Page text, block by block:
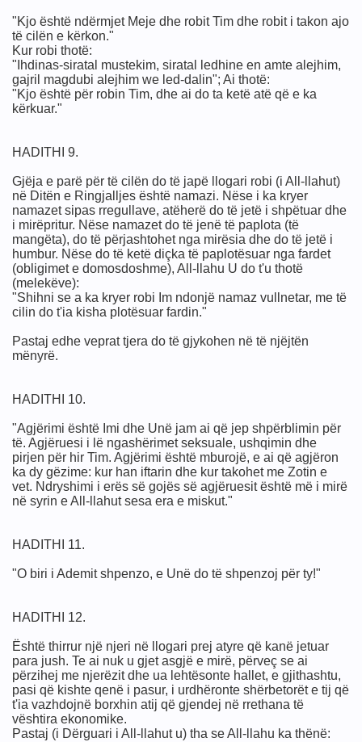
"Kjo është ndërmjet Meje dhe robit Tim dhe robit i takon ajo
të cilën e kërkon."
Kur robi thotë:
"Ihdinas-siratal mustekim, siratal ledhine en amte alejhim,
gajril magdubi alejhim we led-dalin"; Ai thotë:
"Kjo është për robin Tim, dhe ai do ta ketë atë që e ka
kërkuar."
HADITHI 9.
Gjëja e parë për të cilën do të japë llogari robi (i All-llahut)
në Ditën e Ringjalljes është namazi. Nëse i ka kryer
namazet sipas rregullave, atëherë do të jetë i shpëtuar dhe
i mirëpritur. Nëse namazet do të jenë të paplota (të
mangëta), do të përjashtohet nga mirësia dhe do të jetë i
humbur. Nëse do të ketë diçka të paplotësuar nga fardet
(obligimet e domosdoshme), All-llahu U do t'u thotë
(melekëve):
"Shihni se a ka kryer robi Im ndonjë namaz vullnetar, me të
cilin do t'ia kisha plotësuar fardin."
Pastaj edhe veprat tjera do të gjykohen në të njëjtën
mënyrë.
HADITHI 10.
"Agjërimi është Imi dhe Unë jam ai që jep shpërblimin për
të. Agjëruesi i lë ngashërimet seksuale, ushqimin dhe
pirjen për hir Tim. Agjërimi është mburojë, e ai që agjëron
ka dy gëzime: kur han iftarin dhe kur takohet me Zotin e
vet. Ndryshimi i erës së gojës së agjëruesit është më i mirë
në syrin e All-llahut sesa era e miskut."
HADITHI 11.
"O biri i Ademit shpenzo, e Unë do të shpenzoj për ty!"
HADITHI 12.
Është thirrur një njeri në llogari prej atyre që kanë jetuar
para jush. Te ai nuk u gjet asgjë e mirë, përveç se ai
përzihej me njerëzit dhe ua lehtësonte hallet, e gjithashtu,
pasi që kishte qenë i pasur, i urdhëronte shërbetorët e tij që
t'ia vazhdojnë borxhin atij që gjendej në rrethana të
vështira ekonomike.
Pastaj (i Dërguari i All-llahut u) tha se All-llahu ka thënë:
gje
i dini këto për “Izraelin” ?